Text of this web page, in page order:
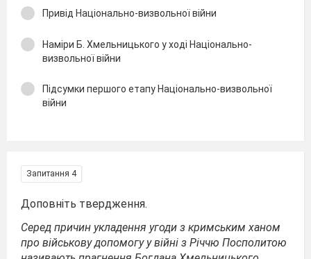
Привід Національно-визвольної війни
Наміри Б. Хмельницького у ході Національно-
визвольної війни
Підсумки першого етапу Національно-визвольної
війни
Запитання 4
Доповніть твердження.
Серед причин укладення угоди з кримським ханом
про військову допомогу у війні з Річчю Посполитою